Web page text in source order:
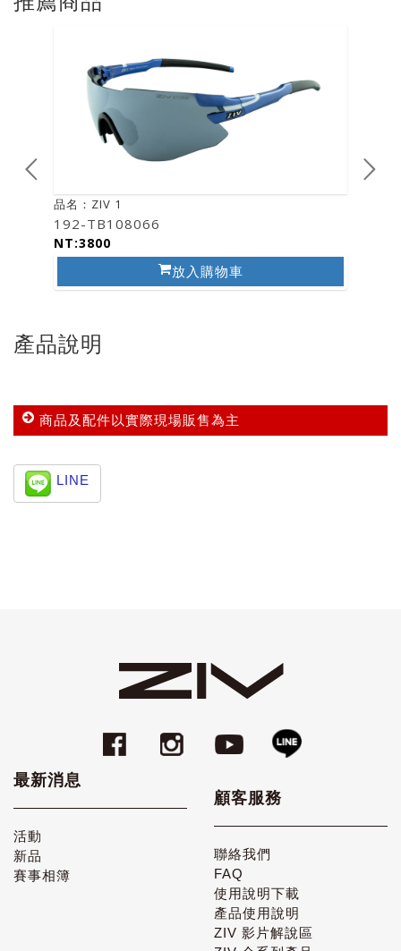
品名：ZIV 1
192-TB108066
NT:3800
放入購物車
產品說明
商品及配件以實際現場販售為主
LINE
最新消息
活動
新品
賽事相簿
顧客服務
聯絡我們
FAQ
使用說明下載
產品使用說明
ZIV 影片解說區